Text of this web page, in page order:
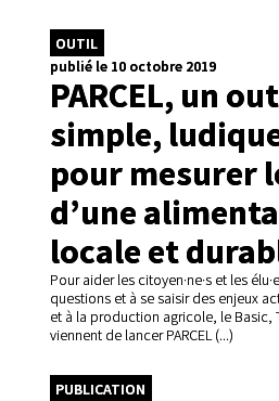
OUTIL
publié le 10 octobre 2019
PARCEL, un
simple,
pour mesurer
d’une
locale et
Pour aider les citoyen·ne·s et les
questions et à se saisir des enjeux
et à la production agricole, le Basic,
viennent de lancer PARCEL (...)
PUBLICATION